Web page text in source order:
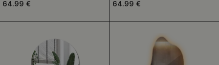
64.99 €
64.99 €